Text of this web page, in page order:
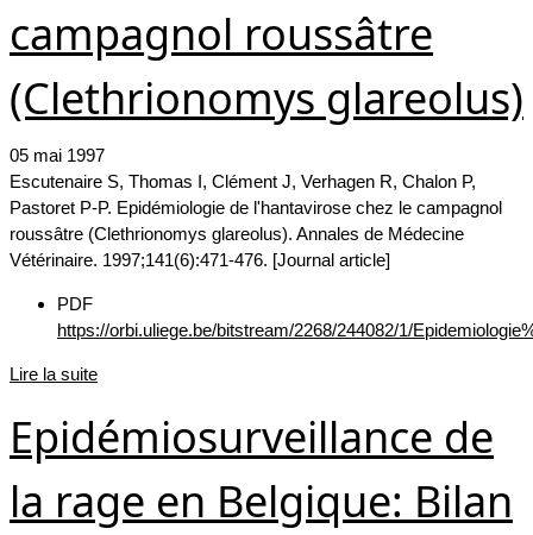
campagnol roussâtre
(Clethrionomys glareolus)
05 mai 1997
Escutenaire S, Thomas I, Clément J, Verhagen R, Chalon P,
Pastoret P-P. Epidémiologie de l'hantavirose chez le campagnol
roussâtre (Clethrionomys glareolus). Annales de Médecine
Vétérinaire. 1997;141(6):471-476. [Journal article]
PDF
https://orbi.uliege.be/bitstream/2268/244082/1/
Lire la suite
Epidémiosurveillance de
la rage en Belgique: Bilan